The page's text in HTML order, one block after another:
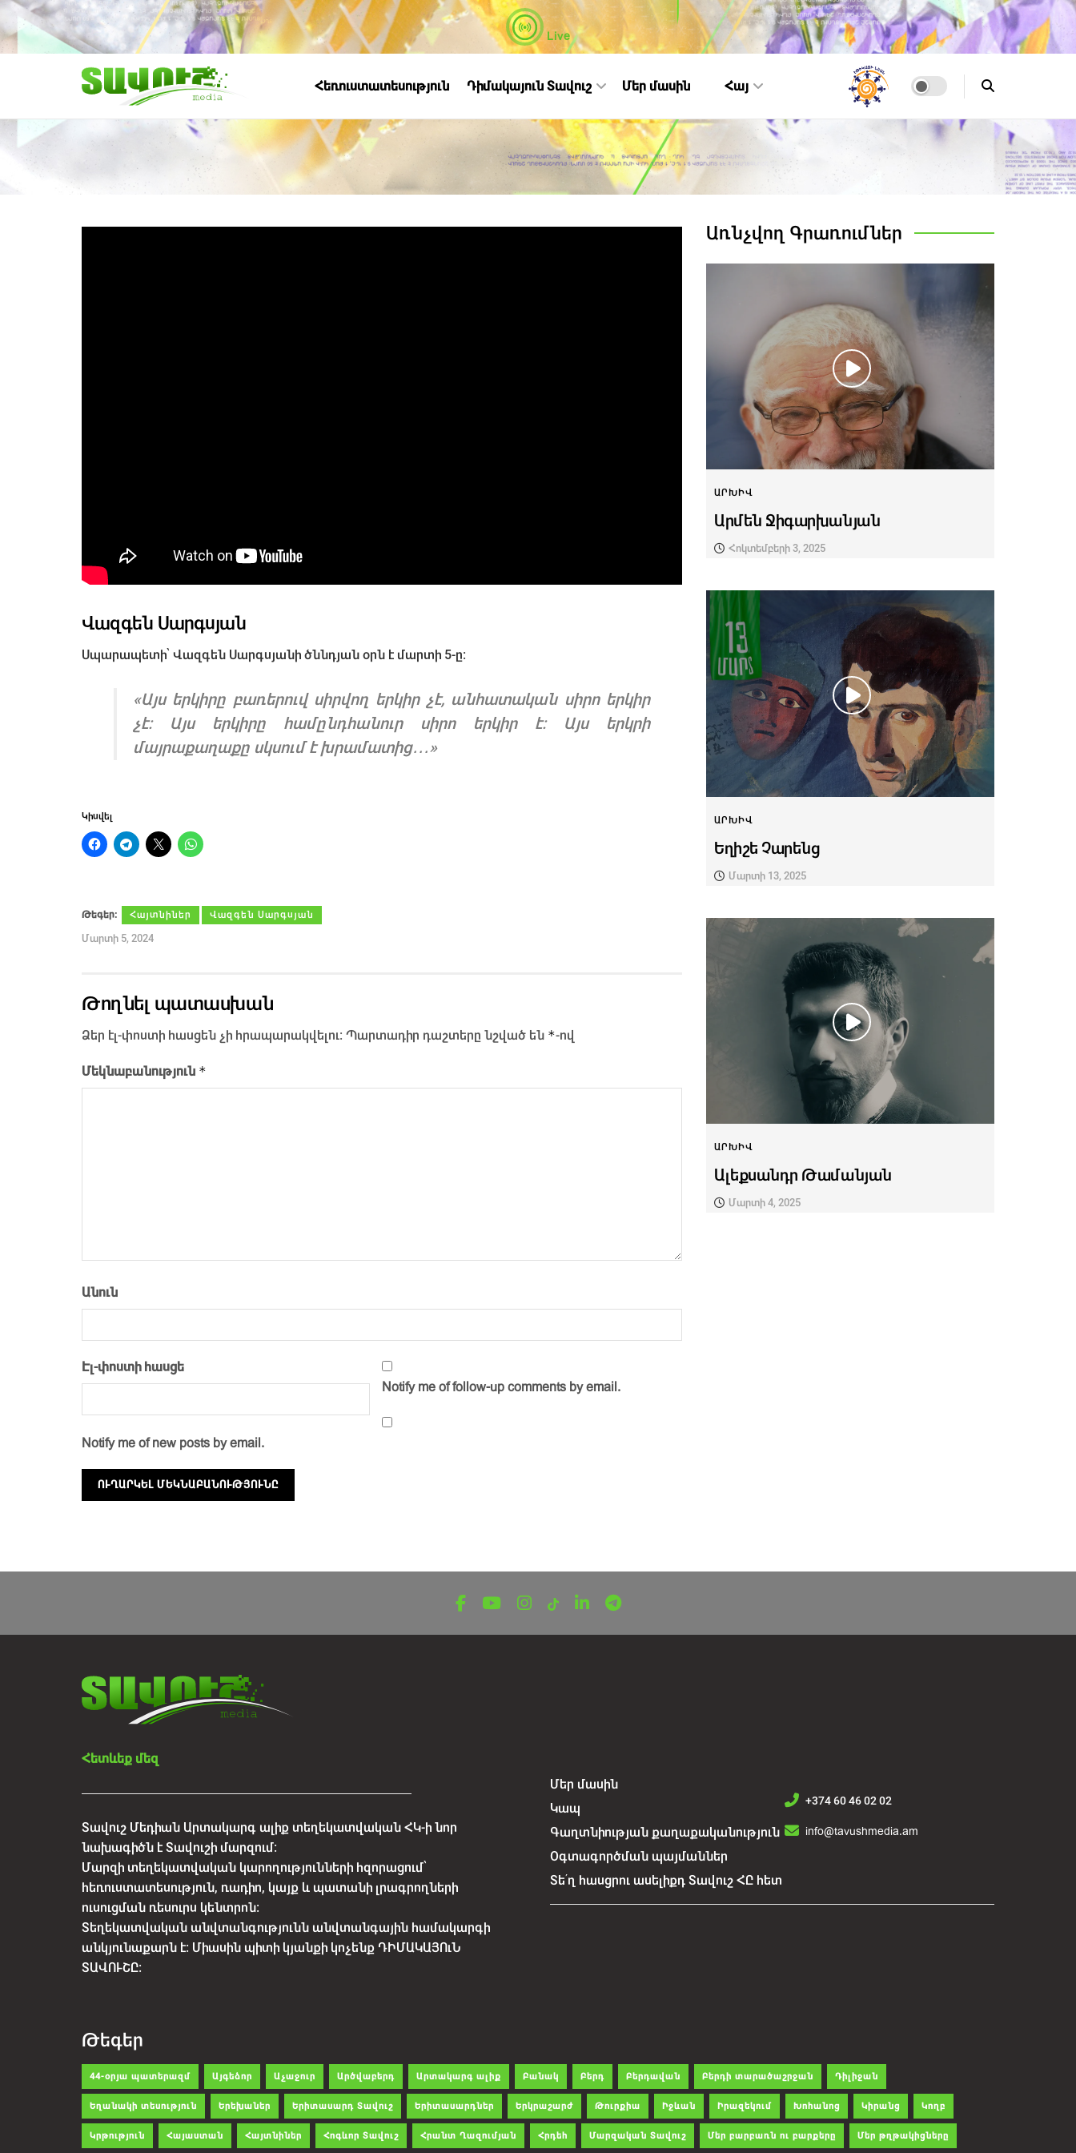
Live
Հեռուստատեսություն Դիմակայուն Տավուշ Մեր մասին Հայ
Վազգեն Սարգսյան
Սպարապետի՝ Վազգեն Սարգսյանի ծննդյան օրն է մարտի 5-ը։
«Այս երկիրը բառերուվ սիրվող երկիր չէ, անհատական սիրո երկիր
չէ: Այս երկիրը համընդհանուր սիրո երկիր է: Այս երկրի
մայրաքաղաքը սկսում է խրամատից․․․»
Կիսվել
Թեգեր։ Հայտնիներ Վազգեն Սարգսյան
Մարտի 5, 2024
Թողնել պատասխան
Ձեր էլ-փոստի հասցեն չի հրապարակվելու։ Պարտադիր դաշտերը նշված են *-ով
Մեկնաբանություն *
Անուն
Էլ-փոստի հասցե
Notify me of follow-up comments by email.
Notify me of new posts by email.
Առնչվող Գրառումներ
ԱՐԽԻՎ
Արմեն Ջիգարխանյան
Հոկտեմբերի 3, 2025
ԱՐԽԻՎ
Եղիշե Չարենց
Մարտի 13, 2025
ԱՐԽԻՎ
Ալեքսանդր Թամանյան
Մարտի 4, 2025
Հետևեք մեզ
Տավուշ Մեդիան Արտակարգ ալիք տեղեկատվական ՀԿ-ի նոր
նախագիծն է Տավուշի մարզում:
Մարզի տեղեկատվական կարողությունների հզորացում՝
հեռուստատեսություն, ռադիո, կայք և պատանի լրագրողների
ուսուցման ռեսուրս կենտրոն:
Տեղեկատվական անվտանգությունն անվտանգային համակարգի
անկյունաքարն է: Միասին պիտի կյանքի կոչենք ԴԻՄԱԿԱՅՈւՆ
ՏԱՎՈՒՇԸ:
Մեր մասին
Կապ
Գաղտնիության քաղաքականություն
Օգտագործման պայմաններ
Տե՛ղ հասցրու ասելիքդ Տավուշ ՀԸ հետ
+374 60 46 02 02
info@tavushmedia.am
Թեգեր
44-օրյա պատերազմ Այգեձոր Աչաջուր Արծվաբերդ Արտակարգ ալիք Բանակ Բերդ Բերդավան Բերդի տարածաշրջան Դիլիջան
Եղանակի տեսություն Երեխաներ Երիտասարդ Տավուշ Երիտասարդներ Երկրաշարժ Թուրքիա Իջևան Իրազեկում Խոհանոց Կիրանց Կողբ
Կրթություն Հայաստան Հայտնիներ Հոգևոր Տավուշ Հրանտ Ղազումյան Հրդեհ Մարզական Տավուշ Մեր բարբառն ու բարքերը Մեր թղթակիցները